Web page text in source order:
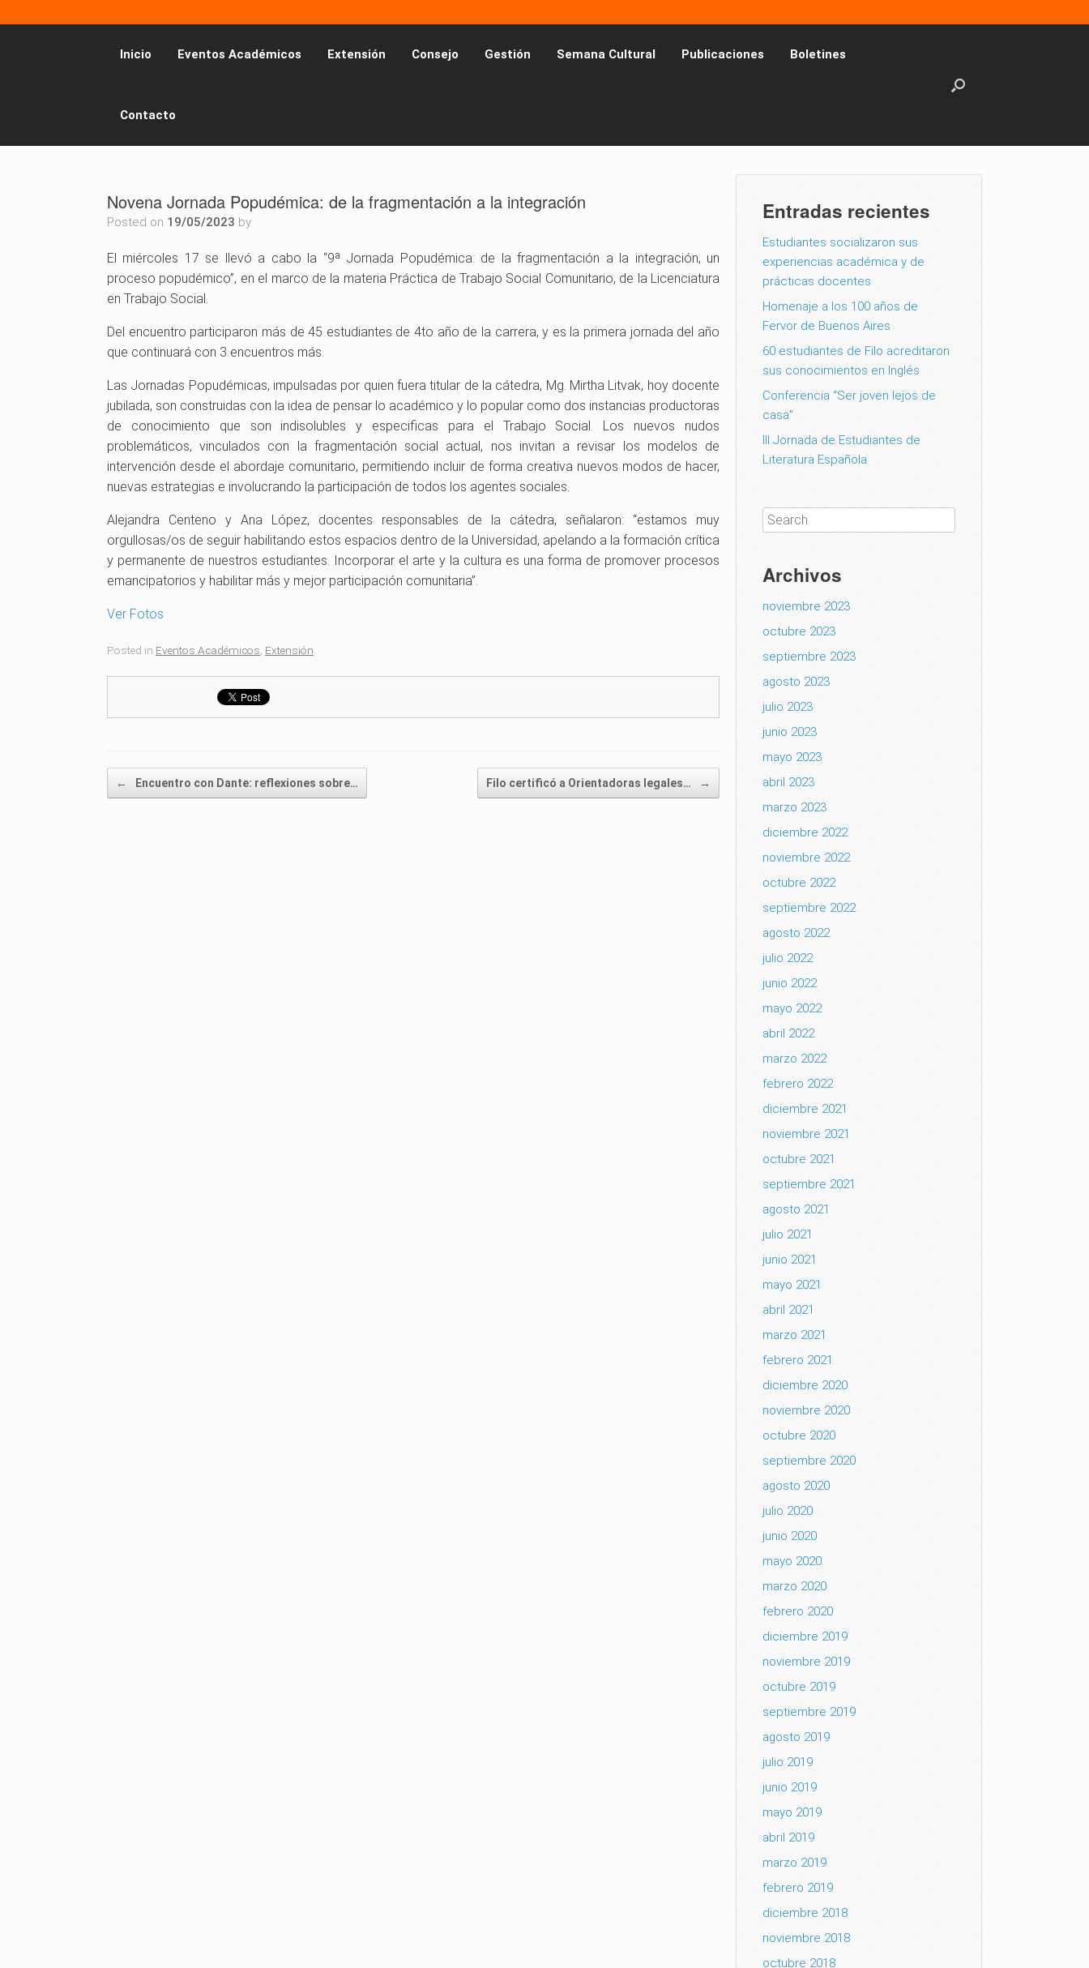
Inicio Eventos Académicos Extensión Consejo Gestión Semana Cultural Publicaciones Boletines
Contacto
Novena Jornada Popudémica: de la fragmentación a la integración
Posted on 19/05/2023 by
El miércoles 17 se llevó a cabo la “9ª Jornada Popudémica: de la fragmentación a la integración, un
proceso popudémico”, en el marco de la materia Práctica de Trabajo Social Comunitario, de la Licenciatura
en Trabajo Social.
Del encuentro participaron más de 45 estudiantes de 4to año de la carrera, y es la primera jornada del año
que continuará con 3 encuentros más.
Las Jornadas Popudémicas, impulsadas por quien fuera titular de la cátedra, Mg. Mirtha Litvak, hoy docente
jubilada, son construidas con la idea de pensar lo académico y lo popular como dos instancias productoras
de conocimiento que son indisolubles y especificas para el Trabajo Social. Los nuevos nudos
problemáticos, vinculados con la fragmentación social actual, nos invitan a revisar los modelos de
intervención desde el abordaje comunitario, permitiendo incluir de forma creativa nuevos modos de hacer,
nuevas estrategias e involucrando la participación de todos los agentes sociales.
Alejandra Centeno y Ana López, docentes responsables de la cátedra, señalaron: “estamos muy
orgullosas/os de seguir habilitando estos espacios dentro de la Universidad, apelando a la formación crítica
y permanente de nuestros estudiantes. Incorporar el arte y la cultura es una forma de promover procesos
emancipatorios y habilitar más y mejor participación comunitaria”.
Ver Fotos
Posted in Eventos Académicos, Extensión.
Post navigation
← Encuentro con Dante: reflexiones sobre… Filo certificó a Orientadoras legales… →
Entradas recientes
Estudiantes socializaron sus
experiencias académica y de
prácticas docentes
Homenaje a los 100 años de
Fervor de Buenos Aires
60 estudiantes de Filo acreditaron
sus conocimientos en Inglés
Conferencia “Ser joven lejos de
casa”
III Jornada de Estudiantes de
Literatura Española
Archivos
noviembre 2023
octubre 2023
septiembre 2023
agosto 2023
julio 2023
junio 2023
mayo 2023
abril 2023
marzo 2023
diciembre 2022
noviembre 2022
octubre 2022
septiembre 2022
agosto 2022
julio 2022
junio 2022
mayo 2022
abril 2022
marzo 2022
febrero 2022
diciembre 2021
noviembre 2021
octubre 2021
septiembre 2021
agosto 2021
julio 2021
junio 2021
mayo 2021
abril 2021
marzo 2021
febrero 2021
diciembre 2020
noviembre 2020
octubre 2020
septiembre 2020
agosto 2020
julio 2020
junio 2020
mayo 2020
marzo 2020
febrero 2020
diciembre 2019
noviembre 2019
octubre 2019
septiembre 2019
agosto 2019
julio 2019
junio 2019
mayo 2019
abril 2019
marzo 2019
febrero 2019
diciembre 2018
noviembre 2018
octubre 2018